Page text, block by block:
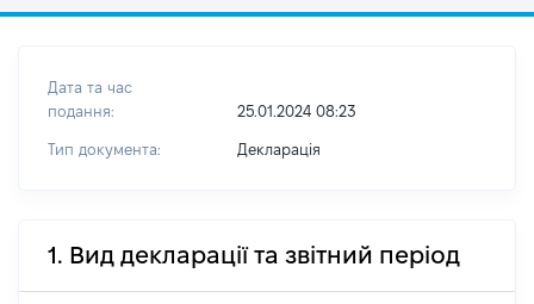
Дата та час
подання:
25.01.2024 08:23
Тип документа: Декларація
1. Вид декларації та звітний період